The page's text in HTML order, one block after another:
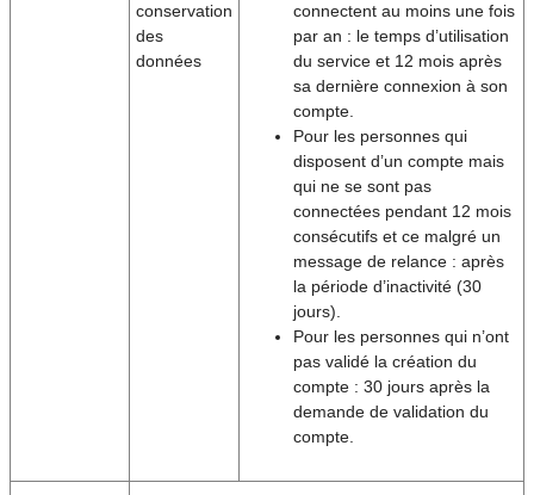
conservation
des
données
connectent au moins une fois
par an : le temps d’utilisation
du service et 12 mois après
sa dernière connexion à son
compte.
Pour les personnes qui
disposent d’un compte mais
qui ne se sont pas
connectées pendant 12 mois
consécutifs et ce malgré un
message de relance : après
la période d’inactivité (30
jours).
Pour les personnes qui n’ont
pas validé la création du
compte : 30 jours après la
demande de validation du
compte.